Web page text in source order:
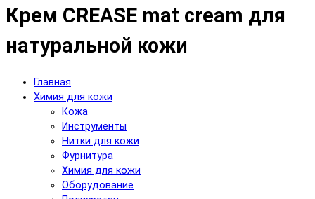
Крем CREASE mat cream для
натуральной кожи
Главная
Химия для кожи
Кожа
Инструменты
Нитки для кожи
Фурнитура
Химия для кожи
Оборудование